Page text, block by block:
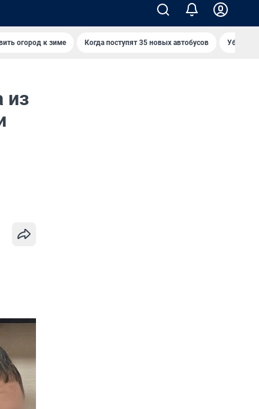
огород к зиме Когда поступят 35 новых автобусов Убийца
из